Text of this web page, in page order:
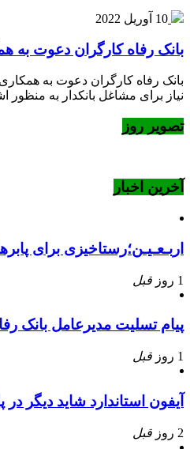
10 آوریل 2022
بانک رفاه کارگران دعوت به
بانک رفاه کارگران دعوت به
نیاز برای مشاغل بانکدار به
تصویر روز
آخرین اخبار
اربـعـیـن؛رستاخیزی برای
1 روز قبل
پیام تسلیت مدیرعامل بانک
1 روز قبل
آیفون استاندارد شاید دیگر
2 روز قبل